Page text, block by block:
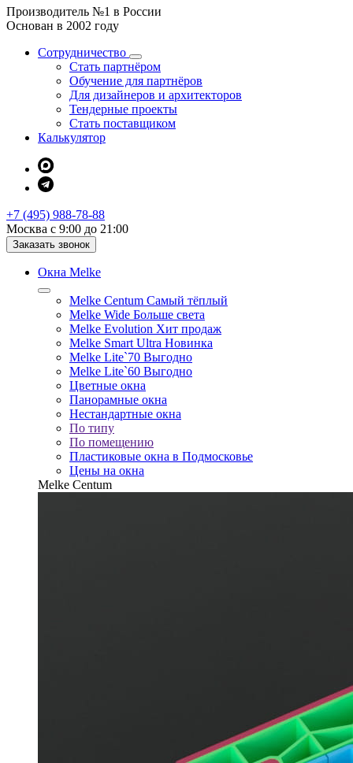
Производитель №1 в России
Основан в 2002 году
Сотрудничество
Стать партнёром
Обучение для партнёров
Для дизайнеров и архитекторов
Тендерные проекты
Стать поставщиком
Калькулятор
+7 (495) 988-78-88
Москва с 9:00 до 21:00
Заказать звонок
Окна Melke
Melke Centum Самый тёплый
Melke Wide Больше света
Melke Evolution Хит продаж
Melke Smart Ultra Новинка
Melke Lite`70 Выгодно
Melke Lite`60 Выгодно
Цветные окна
Панорамные окна
Нестандартные окна
По типу
По помещению
Пластиковые окна в Подмосковье
Цены на окна
Melke Centum